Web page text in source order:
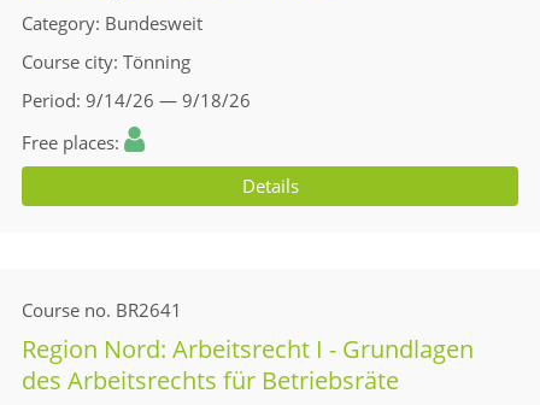
Category Bundesweit
Course city Tönning
Period 9/14/26 — 9/18/26
Free places
Details
Course no. BR2641
Region Nord: Arbeitsrecht I - Grundlagen
des Arbeitsrechts für Betriebsräte